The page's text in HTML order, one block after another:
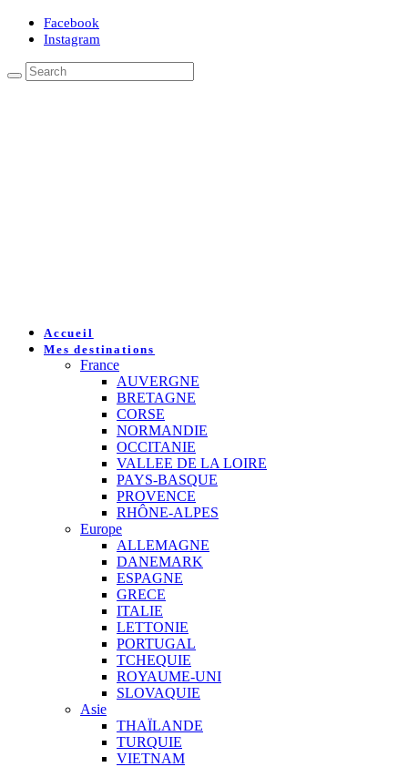
Facebook
Instagram
Accueil
Mes destinations
France
AUVERGNE
BRETAGNE
CORSE
NORMANDIE
OCCITANIE
VALLEE DE LA LOIRE
PAYS-BASQUE
PROVENCE
RHÔNE-ALPES
Europe
ALLEMAGNE
DANEMARK
ESPAGNE
GRECE
ITALIE
LETTONIE
PORTUGAL
TCHEQUIE
ROYAUME-UNI
SLOVAQUIE
Asie
THAÏLANDE
TURQUIE
VIETNAM